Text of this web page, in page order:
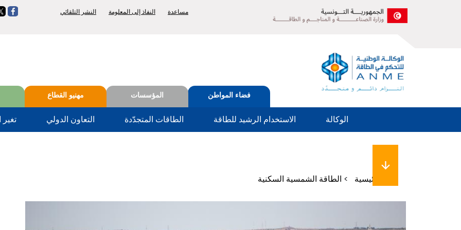
Top
مساعدة النفاذ إلى المعلومة النشر التلقائي
Tabs
menu
فضاء المواطن المؤسسات مهنيو القطاع
الوكالة الاستخدام الرشيد للطاقة الطاقات المتجدّدة التعاون الدولي تغير
مسار
التنقل
الرئيسية الطاقة الشمسية السكنية